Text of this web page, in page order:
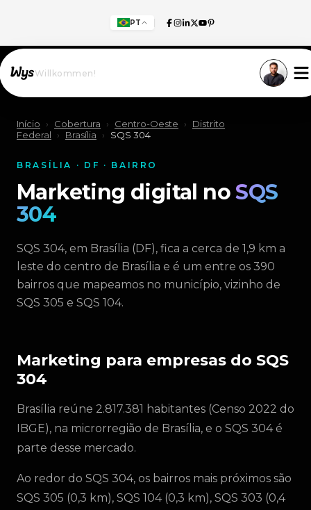
PT
Willkommen!
Início › Cobertura › Centro-Oeste ›
Distrito
Federal
› Brasília › SQS 304
BRASÍLIA · DF · BAIRRO
Marketing digital noSQS
304
SQS 304, em Brasília (DF), fica a cerca de 1,9 km a
leste do centro de Brasília e é um entre os 390
bairros que mapeamos no município, vizinho de
SQS 305 e SQS 104.
Marketing para empresas do SQS
304
Brasília reúne 2.817.381 habitantes (Censo 2022 do
IBGE), na microrregião de Brasília, e o SQS 304 é
parte desse mercado.
Ao redor do SQS 304, os bairros mais próximos são
SQS 305 (0,3 km), SQS 104 (0,3 km), SQS 303 (0,4